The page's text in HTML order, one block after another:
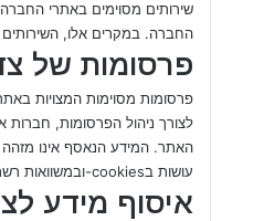
החברה. במקרים אלו,
פרסומות של
פרסומות מסוימות המצויות
האתר. המידע הנאסף אינו מזהה
עושות בcookies-ובמשוואות רשת כפוף למדיניות הפרטיות שלהן ולא למדיניות זו של אתרי החברה.
איסוף מידע